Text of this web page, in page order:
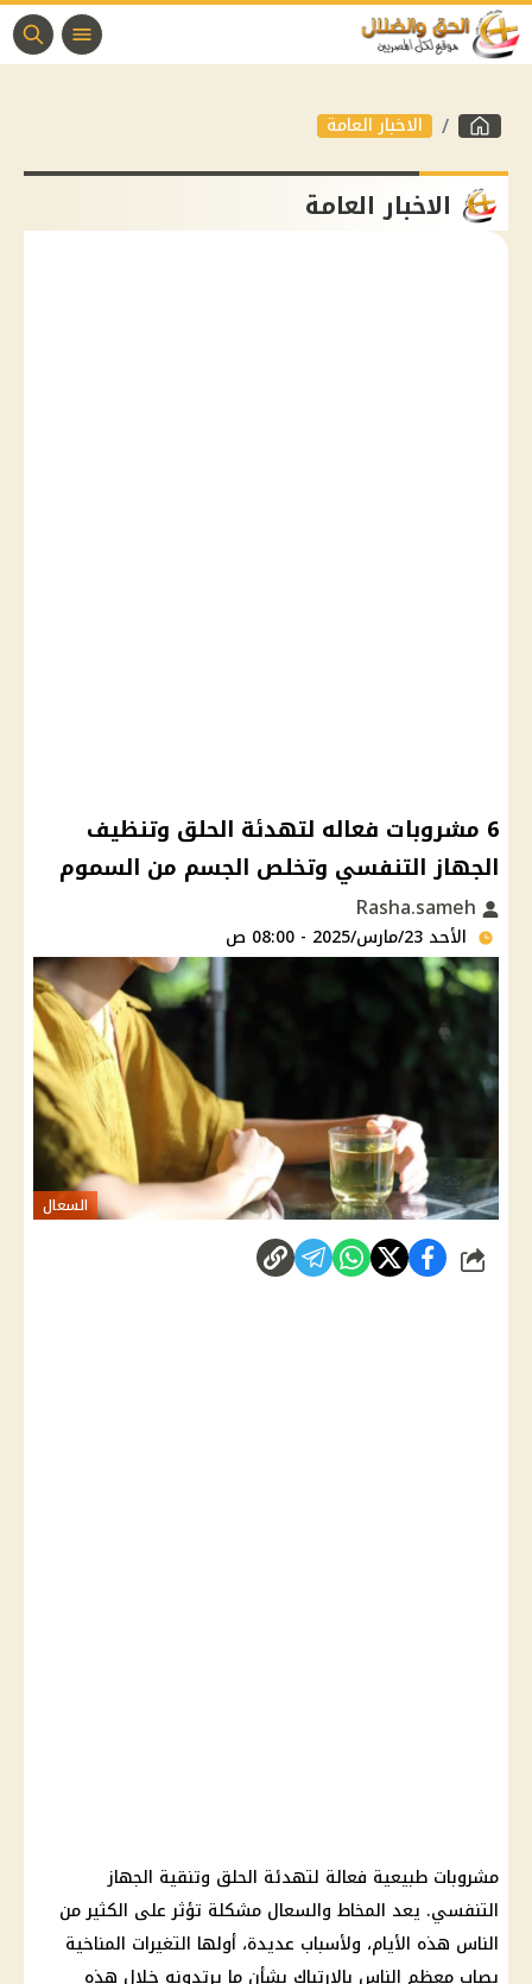
الاخبار العامة
الاخبار العامة
6 مشروبات فعاله لتهدئة الحلق وتنظيف
الجهاز التنفسي وتخلص الجسم من السموم
الأحد 23/مارس/2025 - 08:00 ص
السعال
شارك
مشروبات طبيعية فعالة لتهدئة الحلق وتنقية الجهاز
التنفسي. يعد المخاط والسعال مشكلة تؤثر على الكثير من
الناس هذه الأيام، ولأسباب عديدة، أولها التغيرات المناخية
يصاب معظم الناس بالارتباك بشأن ما يرتدونه خلال هذه